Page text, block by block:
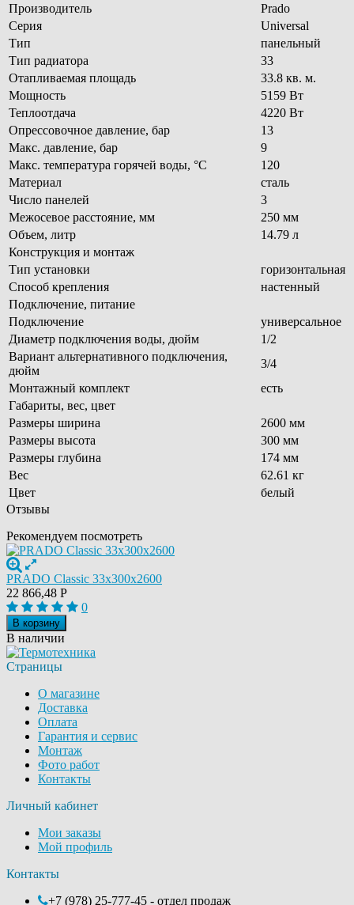
Производитель
Prado
Серия
Universal
Тип
панельный
Тип радиатора
33
Отапливаемая площадь
33.8 кв. м.
Мощность
5159 Вт
Теплоотдача
4220 Вт
Опрессовочное давление, бар
13
Макс. давление, бар
9
Макс. температура горячей воды, °С
120
Материал
сталь
Число панелей
3
Межосевое расстояние, мм
250 мм
Объем, литр
14.79 л
Конструкция и монтаж
Тип установки
горизонтальная
Способ крепления
настенный
Подключение, питание
Подключение
универсальное
Диаметр подключения воды, дюйм
1/2
Вариант альтернативного подключения,
дюйм
3/4
Монтажный комплект
есть
Габариты, вес, цвет
Размеры ширина
2600 мм
Размеры высота
300 мм
Размеры глубина
174 мм
Вес
62.61 кг
Цвет
белый
Отзывы
Рекомендуем посмотреть
PRADO Classic 33х300х2600
22 866,48 Р
0
В корзину
В наличии
Страницы
О магазине
Доставка
Оплата
Гарантия и сервис
Монтаж
Фото работ
Контакты
Личный кабинет
Мои заказы
Мой профиль
Контакты
+7 (978) 25-777-45 - отдел продаж